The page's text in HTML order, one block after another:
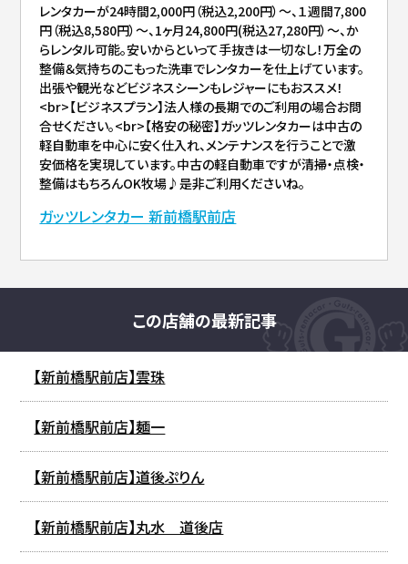
レンタカーが24時間2,000円（税込2,200円）～、１週間7,800
円（税込8,580円）～、1ヶ月24,800円(税込27,280円）～、か
らレンタル可能。安いからといって手抜きは一切なし！万全の
整備＆気持ちのこもった洗車でレンタカーを仕上げています。
出張や観光などビジネスシーンもレジャーにもおススメ！
<br>【ビジネスプラン】法人様の長期でのご利用の場合お問
合せください。<br>【格安の秘密】ガッツレンタカーは中古の
軽自動車を中心に安く仕入れ、メンテナンスを行うことで激
安価格を実現しています。中古の軽自動車ですが清掃・点検・
整備はもちろんOK牧場♪是非ご利用くださいね。
ガッツレンタカー 新前橋駅前店
この店舗の最新記事
【新前橋駅前店】雲珠
【新前橋駅前店】麺一
【新前橋駅前店】道後ぷりん
【新前橋駅前店】丸水 道後店